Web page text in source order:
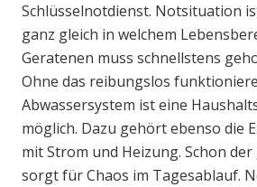
Schlüsselnotdienst. Notsituation
ganz gleich in welchem
Geratenen muss schnellstens
Ohne das reibungslos
Abwassersystem ist eine
möglich. Dazu gehört ebenso die
mit Strom und Heizung. Schon
sorgt für Chaos im Tagesablauf.